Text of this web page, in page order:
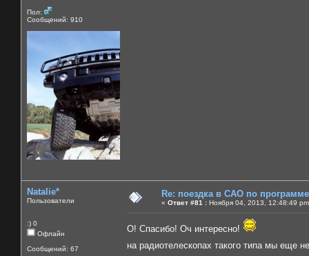
Пол:
Сообщений: 910
Natalie*
Пользователи
:) 0
Офлайн
Сообщений: 67
Re: поездка в САО по
« Ответ #81 : Ноября 04, 2013, 12:48:49
О! Спасибо! Оч интересно!
на радиотелескопах такого типа мы еще